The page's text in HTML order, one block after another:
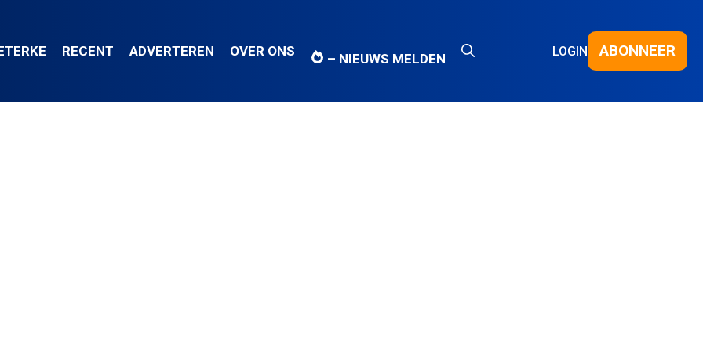
RECENT ADVERTEREN OVER ONS – NIEUWS MELDEN LOGIN ABONNEER